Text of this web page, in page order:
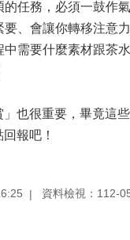
任務，必須一鼓作氣
、會讓你轉移注意
需要什麼素材跟茶
很重要，畢竟這些
報吧！
資料檢視：112-